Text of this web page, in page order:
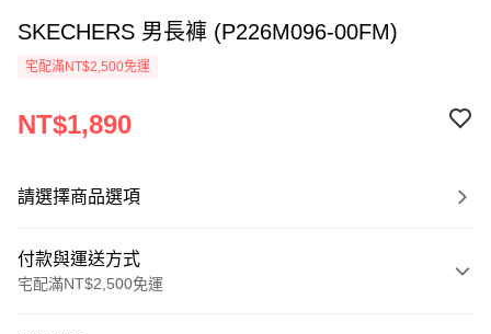
SKECHERS 男長褲 (P226M096-00FM)
宅配滿NT$2,500免運
NT$1,890
請選擇商品選項
付款與運送方式
宅配滿NT$2,500免運